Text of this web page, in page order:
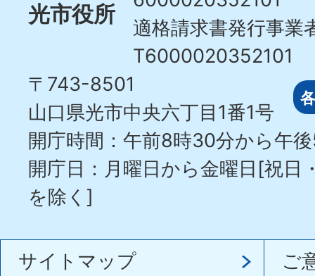
光市役所
適格請求書発行事業
T6000020352101
〒743-8501
山口県光市中央六丁目1番1号
開庁時間：午前8時30分から午
開庁日：月曜日から金曜日[祝日
を除く]
サイトマップ
ご